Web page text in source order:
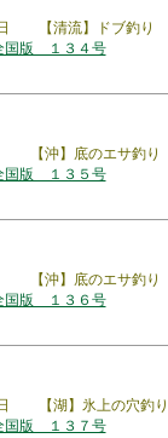
日 【清流】ドブ釣り
版 １３４号
【沖】底のエサ釣り
版 １３５号
【沖】底のエサ釣り
版 １３６号
日 【湖】氷上の穴釣
版 １３７号